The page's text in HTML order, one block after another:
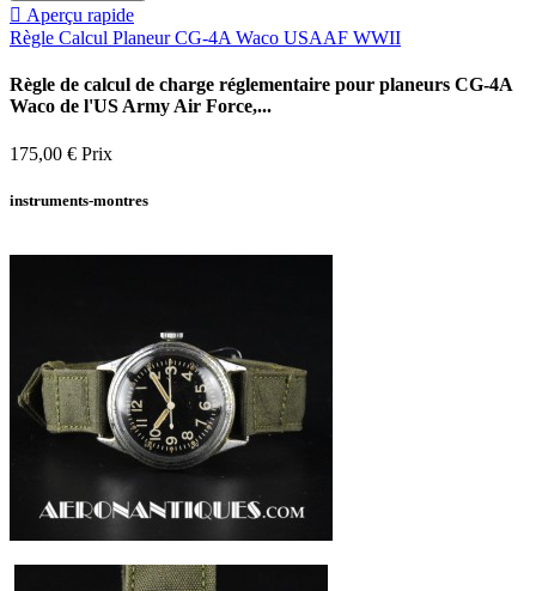
 Aperçu rapide
Règle Calcul Planeur CG-4A Waco USAAF WWII
Règle de calcul de charge réglementaire pour planeurs CG-4A
Waco de l'US Army Air Force,...
175,00 € Prix
instruments-montres